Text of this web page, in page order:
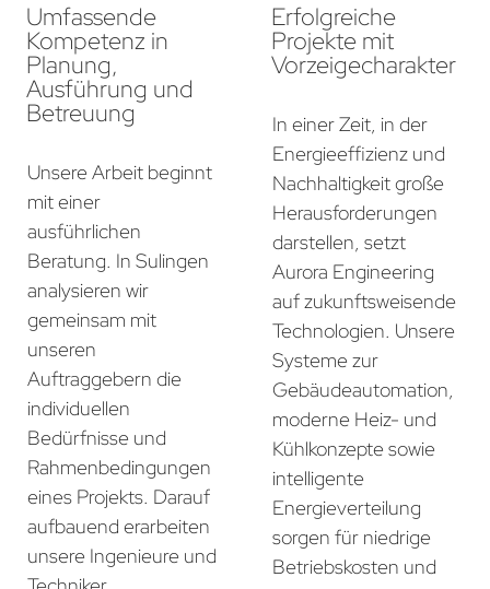
Umfassende
Kompetenz in
Planung,
Ausführung und
Betreuung
Unsere Arbeit beginnt
mit einer
ausführlichen
Beratung. In Sulingen
analysieren wir
gemeinsam mit
unseren
Auftraggebern die
individuellen
Bedürfnisse und
Rahmenbedingungen
eines Projekts. Darauf
aufbauend erarbeiten
unsere Ingenieure und
Erfolgreiche
Projekte mit
Vorzeigecharakter
In einer Zeit, in der
Energieeffizienz und
Nachhaltigkeit große
Herausforderungen
darstellen, setzt
Aurora Engineering
auf zukunftsweisende
Technologien. Unsere
Systeme zur
Gebäudeautomation,
moderne Heiz- und
Kühlkonzepte sowie
intelligente
Energieverteilung
sorgen für niedrige
Betriebskosten und